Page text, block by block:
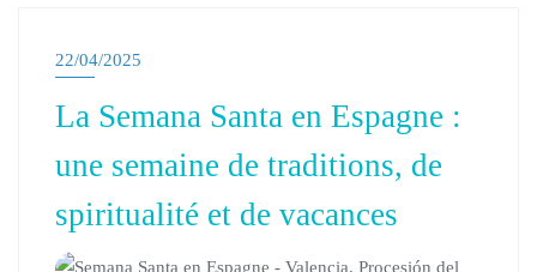
22/04/2025
La Semana Santa en Espagne :
une semaine de traditions, de
spiritualité et de vacances